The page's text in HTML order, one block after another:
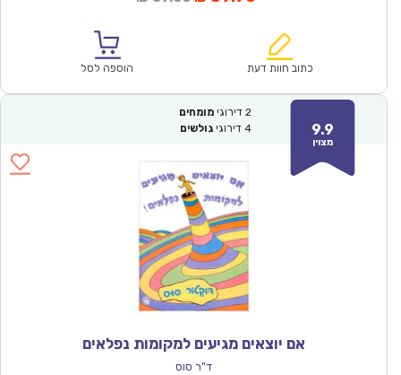
₪57.00.
הוא:
כתוב חוות דעת הוספה לסל
9.9
מצוין
2 דירוגי מומחים
4 דירוגי גולשים
אם יוצאים מגיעים למקומות נפלאים
ד"ר סוס